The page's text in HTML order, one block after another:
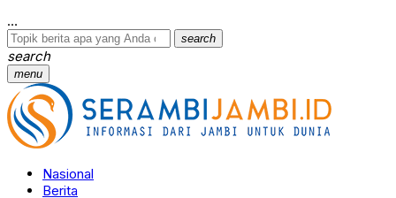
search
menu
Berita